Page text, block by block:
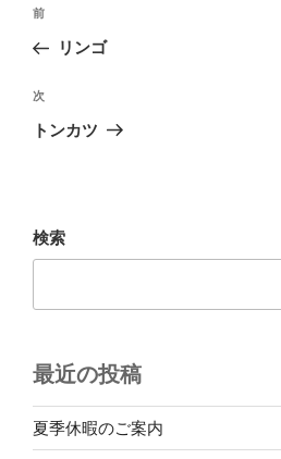
ナ
ビ
ゲ
ン
前
の
稿
前
リンゴ
次
の
次
トンカツ
検索
最近の投稿
夏季休暇のご案内